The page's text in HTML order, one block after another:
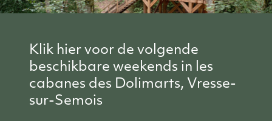
Klik hier voor de volgende
beschikbare weekends in les
cabanes des Dolimarts, Vresse-
sur-Semois